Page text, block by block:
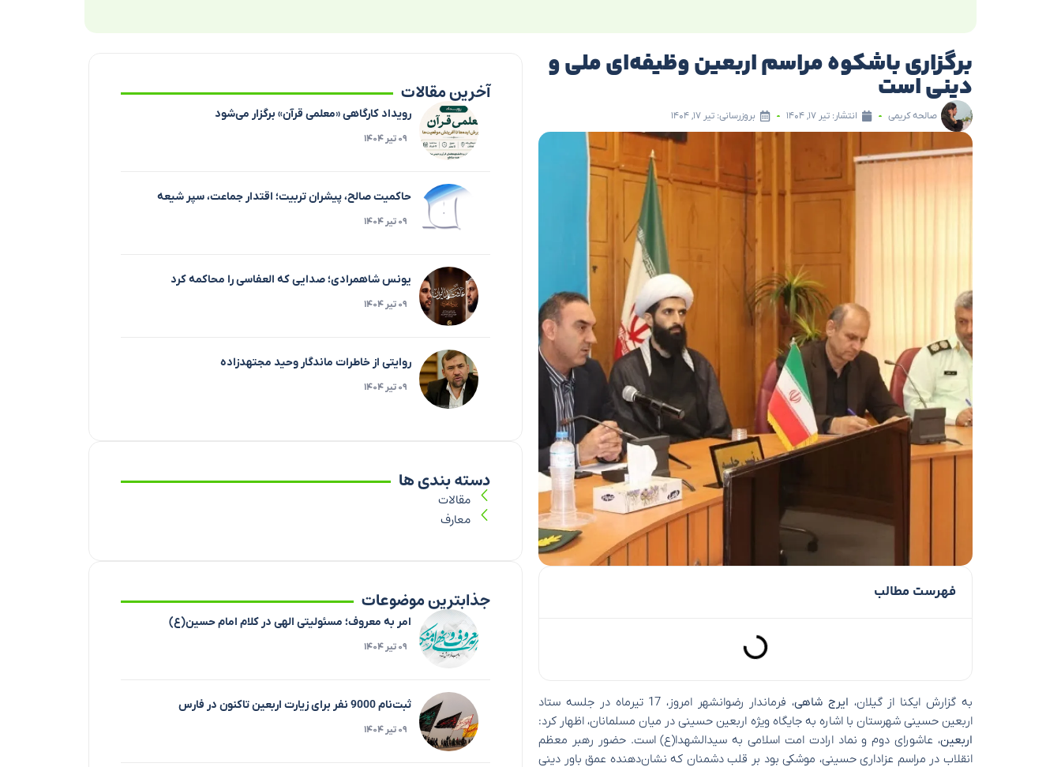
برگزاری باشکوه مراسم اربعین وظیفه‌ای ملی و
دینی است
صالحه کریمی انتشار: تیر ۱۷, ۱۴۰۴ بروزرسانی: تیر ۱۷, ۱۴۰۴
فهرست مطالب
به گزارش ایکنا از گیلان، ایرج شاهی
، فرماندار رضوانشهر امروز، 17 تیرماه در جلسه ستاد
اربعین حسینی شهرستان با اشاره به جایگاه ویژه اربعین حسینی در میان مسلمانان، اظهار کرد:
اربعین، عاشورای دوم و نماد ارادت امت اسلامی به سیدالشهدا(ع) است. حضور رهبر معظم
انقلاب در مراسم عزاداری حسینی، موشکی بود بر قلب دشمنان که نشان‌دهنده عمق باور دینی
آخرین مقالات
رویداد کارگاهی «معلمی قرآن» برگزار می‌شود
۰۹ تیر ۱۴۰۴
حاکمیت صالح، پیشران تربیت؛ اقتدار جماعت، سپر شیعه
۰۹ تیر ۱۴۰۴
یونس شاهمرادی؛ صدایی که العفاسی را محاکمه کرد
۰۹ تیر ۱۴۰۴
روایتی از خاطرات ماندگار وحید مجتهدزاده
۰۹ تیر ۱۴۰۴
دسته بندی ها
مقالات
معارف
جذابترین موضوعات
امر به معروف؛ مسئولیتی الهی در کلام امام حسین(ع)
۰۹ تیر ۱۴۰۴
ثبت‌نام 9000 نفر برای زیارت اربعین تاکنون در فارس
۰۹ تیر ۱۴۰۴